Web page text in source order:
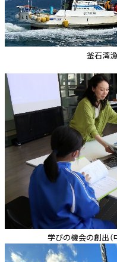
釜石湾
学びの機会の創出（